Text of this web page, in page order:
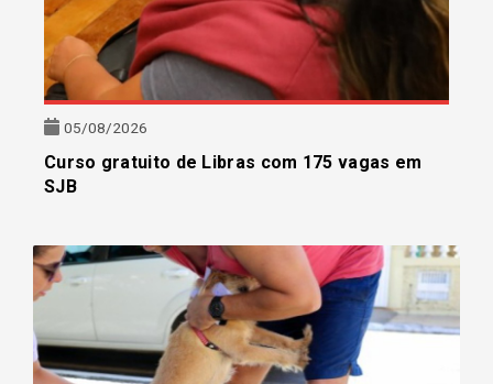
05/08/2026
Curso gratuito de Libras com 175 vagas em
SJB